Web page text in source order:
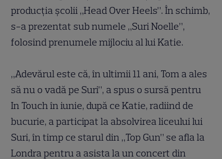
producția școlii „Head Over Heels”. În schimb,
s-a prezentat sub numele „Suri Noelle”,
folosind prenumele mijlociu al lui Katie.
„Adevărul este că, în ultimii 11 ani, Tom a ales
să nu o vadă pe Suri”, a spus o sursă pentru
In Touch în iunie, după ce Katie, radiind de
bucurie, a participat la absolvirea liceului lui
Suri, în timp ce starul din „Top Gun” se afla la
Londra pentru a asista la un concert din